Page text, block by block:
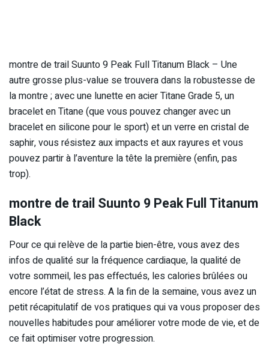
montre de trail Suunto 9 Peak Full Titanum Black – Une
autre grosse plus-value se trouvera dans la robustesse de
la montre ; avec une lunette en acier Titane Grade 5, un
bracelet en Titane (que vous pouvez changer avec un
bracelet en silicone pour le sport) et un verre en cristal de
saphir, vous résistez aux impacts et aux rayures et vous
pouvez partir à l’aventure la tête la première (enfin, pas
trop).
montre de trail Suunto 9 Peak Full Titanum
Black
Pour ce qui relève de la partie bien-être, vous avez des
infos de qualité sur la fréquence cardiaque, la qualité de
votre sommeil, les pas effectués, les calories brûlées ou
encore l’état de stress. A la fin de la semaine, vous avez un
petit récapitulatif de vos pratiques qui va vous proposer des
nouvelles habitudes pour améliorer votre mode de vie, et de
ce fait optimiser votre progression.